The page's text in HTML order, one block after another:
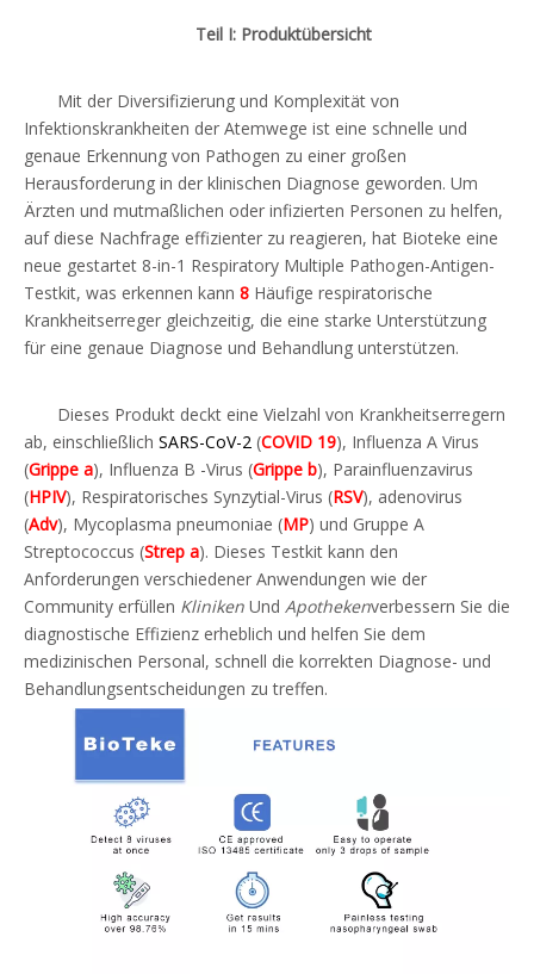
Teil I: Produktübersicht
Mit der Diversifizierung und Komplexität von
Infektionskrankheiten der Atemwege ist eine schnelle und
genaue Erkennung von Pathogen zu einer großen
Herausforderung in der klinischen Diagnose geworden. Um
Ärzten und mutmaßlichen oder infizierten Personen zu helfen,
auf diese Nachfrage effizienter zu reagieren, hat Bioteke eine
neue gestartet 8-in-1 Respiratory Multiple Pathogen-Antigen-
Testkit, was erkennen kann 8 Häufige respiratorische
Krankheitserreger gleichzeitig, die eine starke Unterstützung
für eine genaue Diagnose und Behandlung unterstützen.
Dieses Produkt deckt eine Vielzahl von Krankheitserregern
ab, einschließlich SARS-CoV-2 (COVID 19), Influenza A Virus
(Grippe a), Influenza B -Virus (Grippe b), Parainfluenzavirus
(HPIV), Respiratorisches Synzytial-Virus (RSV), adenovirus
(Adv), Mycoplasma pneumoniae (MP) und Gruppe A
Streptococcus (Strep a). Dieses Testkit kann den
Anforderungen verschiedener Anwendungen wie der
Community erfüllen Kliniken Und Apothekenverbessern Sie die
diagnostische Effizienz erheblich und helfen Sie dem
medizinischen Personal, schnell die korrekten Diagnose- und
Behandlungsentscheidungen zu treffen.